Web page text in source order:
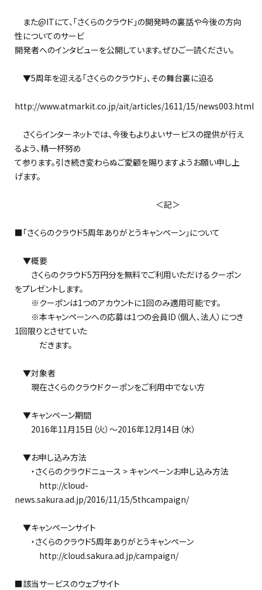
また@ITにて、「さくらのクラウド」の開発時の裏話や今後の方向
性についてのサービ
開発者へのインタビューを公開しています。ぜひご一読ください。
▼5周年を迎える「さくらのクラウド」、その舞台裏に迫る
http://www.atmarkit.co.jp/ait/articles/1611/15/news003.html
さくらインターネットでは、今後もよりよいサービスの提供が行え
るよう、精一杯努め
て参ります。引き続き変わらぬご愛顧を賜りますようお願い申し上
げます。
＜記＞
■「さくらのクラウド5周年ありがとうキャンペーン」について
▼概要
さくらのクラウド5万円分を無料でご利用いただけるクーポン
をプレゼントします。
※クーポンは1つのアカウントに1回のみ適用可能です。
※本キャンペーンへの応募は1つの会員ID（個人、法人）につき
1回限りとさせていた
だきます。
▼対象者
現在さくらのクラウドクーポンをご利用中でない方
▼キャンペーン期間
2016年11月15日（火）～2016年12月14日（水）
▼お申し込み方法
・さくらのクラウドニュース > キャンペーンお申し込み方法
http://cloud-
news.sakura.ad.jp/2016/11/15/5thcampaign/
▼キャンペーンサイト
・さくらのクラウド5周年ありがとうキャンペーン
http://cloud.sakura.ad.jp/campaign/
■該当サービスのウェブサイト